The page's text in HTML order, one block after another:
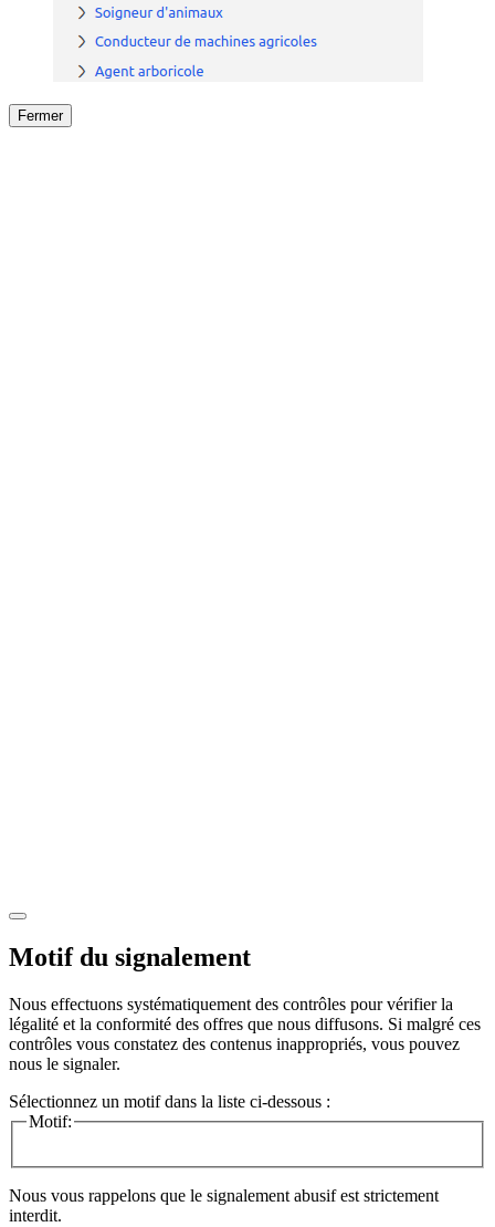
Fermer
Motif du signalement
Nous effectuons systématiquement des contrôles pour vérifier la
légalité et la conformité des offres que nous diffusons. Si malgré ces
contrôles vous constatez des contenus inappropriés, vous pouvez
nous le signaler.
Sélectionnez un motif dans la liste ci-dessous :
Motif:
Nous vous rappelons que le signalement abusif est strictement
interdit.